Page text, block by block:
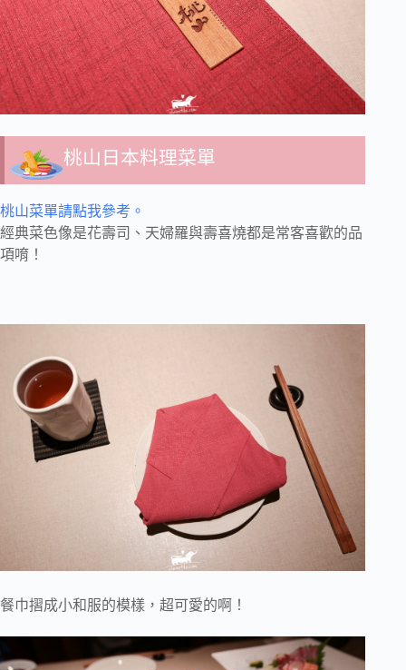
桃山日本料理菜單
桃山菜單請點我參考。
經典菜色像是花壽司、 天婦羅與壽喜燒都是常客喜歡的品
項唷！
餐巾摺成小和服的模樣，超可愛的啊！